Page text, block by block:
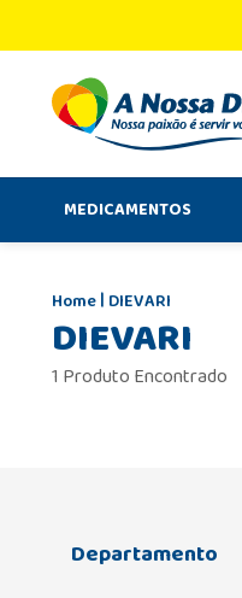
MEDICAMENTOS
DIEVARI
DIEVARI
1 Produto Encontrado
Departamento